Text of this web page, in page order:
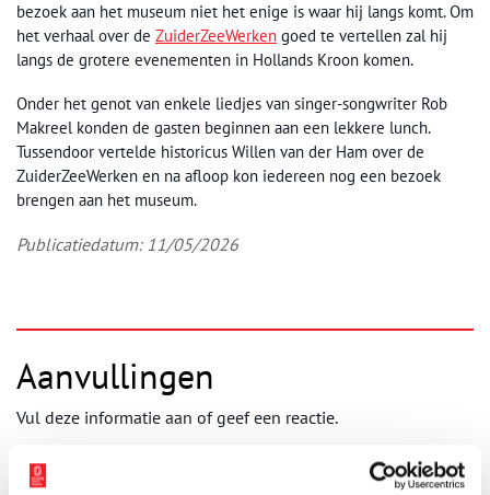
bezoek aan het museum niet het enige is waar hij langs komt. Om
het verhaal over de ZuiderZeeWerken goed te vertellen zal hij
langs de grotere evenementen in Hollands Kroon komen.
Onder het genot van enkele liedjes van singer-songwriter Rob
Makreel konden de gasten beginnen aan een lekkere lunch.
Tussendoor vertelde historicus Willen van der Ham over de
ZuiderZeeWerken en na afloop kon iedereen nog een bezoek
brengen aan het museum.
Publicatiedatum: 11/05/2026
Aanvullingen
Vul deze informatie aan of geef een reactie.